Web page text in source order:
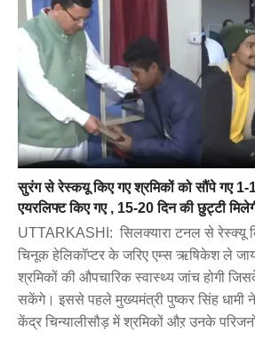
सुरंग से रेस्कयू किए गए श्रमिकों को सौंपे गए
एयरलिफ्ट किए गए , 15-20 दिन की छुट्टी
UTTARKASHI: सिलक्यारा टनल से रेस्क्यू
चिनूक हेलिकॉप्टर के जरिए एम्स ऋषिकेश ले
श्रमिकों की औपचारिक स्वास्थ्य जांच होगी
सकेंगे। इससे पहले मुख्यमंत्री पुष्कर सिंह धामी ने
केंद्र चिन्यालीसौड़ में श्रमिकों औऱ उनके